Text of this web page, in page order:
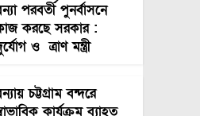
পরবর্তী পুনর্বাসনে
করছে সরকার :
ও ত্রাণ মন্ত্রী
চট্টগ্রাম বন্দরে
কার্যক্রম ব্যাহত